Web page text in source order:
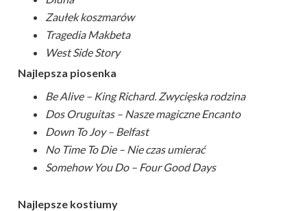
Zaułek koszmarów
Tragedia Makbeta
West Side Story
Najlepsza piosenka
Be Alive – King Richard. Zwycięska rodzina
Dos Oruguitas – Nasze magiczne Encanto
Down To Joy – Belfast
No Time To Die – Nie czas umierać
Somehow You Do – Four Good Days
Najlepsze kostiumy